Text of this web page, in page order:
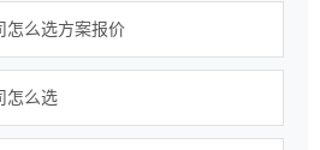
怎么选方案报价
怎么选